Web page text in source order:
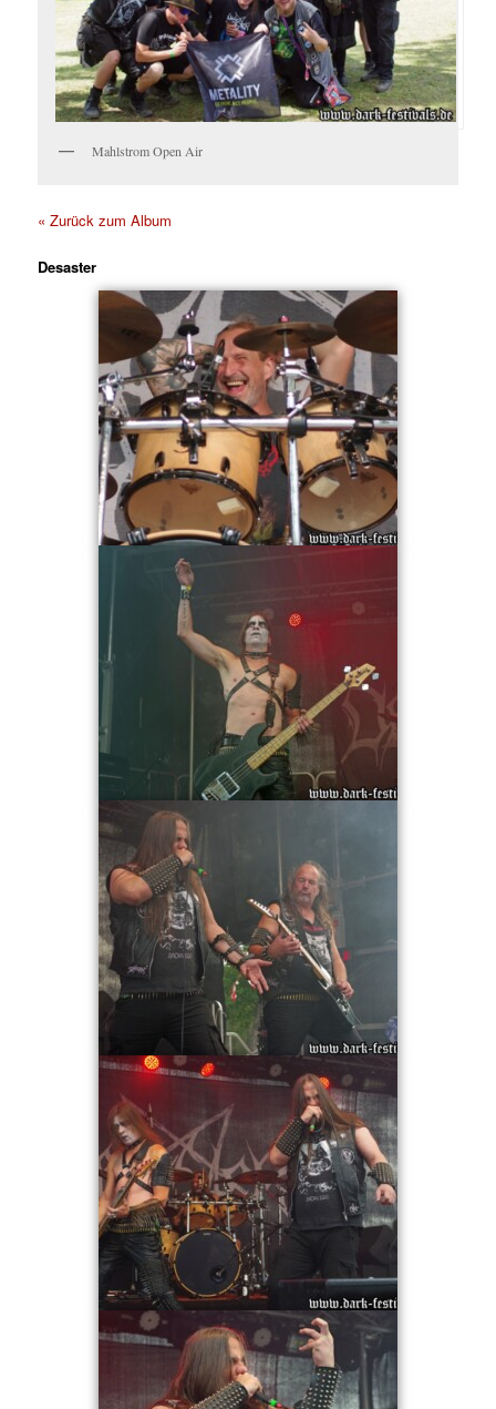
Mahlstrom Open Air
« Zurück zum Album
Desaster